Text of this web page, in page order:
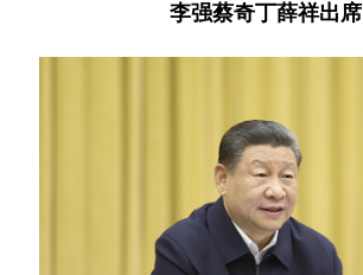
李强蔡奇丁薛祥出席